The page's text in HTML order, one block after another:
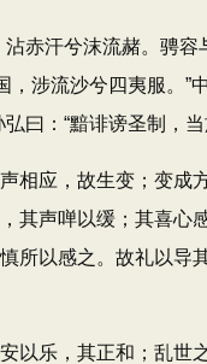
汗兮沫流赭。骋容
涉流沙兮四夷服。
曰：“黯诽谤圣制，当
应，故生变；变成
声啴以缓；其喜心
以感之。故礼以
乐，其正和；乱世